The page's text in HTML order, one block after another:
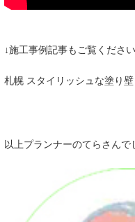
↓施工事例記事もご覧ください
札幌 スタイリッシュな塗り
以上プランナーのてらさんで